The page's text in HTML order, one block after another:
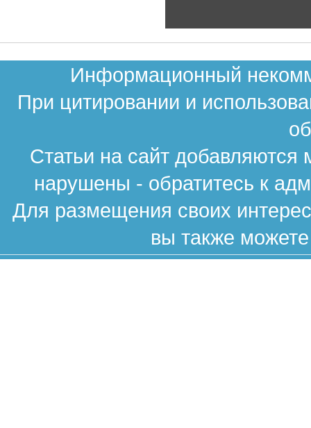
Информационный
При цитировании и
Статьи на сайт
нарушены - обратитесь к
Для размещения своих
вы также